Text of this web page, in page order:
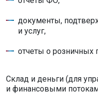
документы,
и услуг,
отчеты о розничных
Склад и деньги (для
и финансовыми